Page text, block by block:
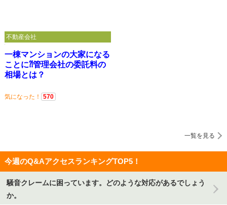
一棟マンションの大家になる
ことに⁈管理会社の委託料の
相場とは？
気になった！ 570
不動産会社
一覧を見る
今週のQ&AアクセスランキングTOP5！
騒音クレームに困っています。どのような対応があるでしょう
か。